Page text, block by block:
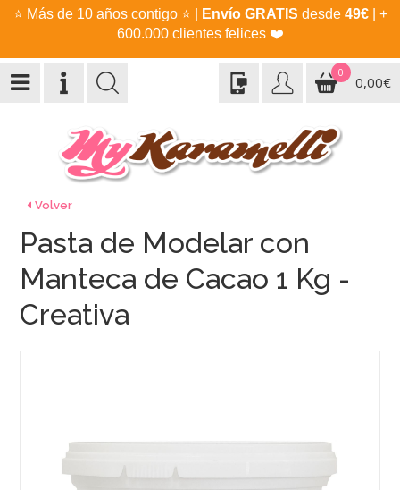
⭐ Más de 10 años contigo ⭐ Envío GRATIS desde 49€| +
600.000 clientes felices ❤️
0
0,00€
Volver
Pasta de Modelar con
Manteca de Cacao 1 Kg -
Creativa